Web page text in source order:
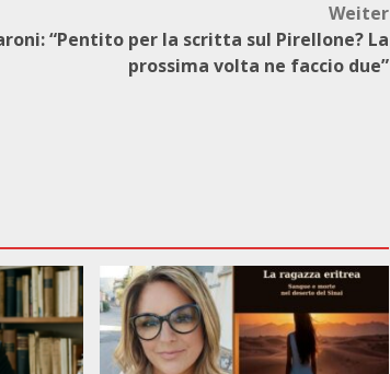
Weiter
“Pentito per la scritta sul Pirellone? La
prossima volta ne faccio due”